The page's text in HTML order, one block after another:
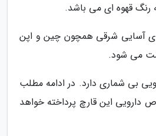
رنگ قهوه ای می باشد.
آسایی شرقی همچون چین و اپن
می شود.
بی شماری دارد. در ادامه مطلب
دارویی این قارچ پرداخته خواهد